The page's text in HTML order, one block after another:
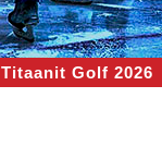
Titaanit Golf 2026